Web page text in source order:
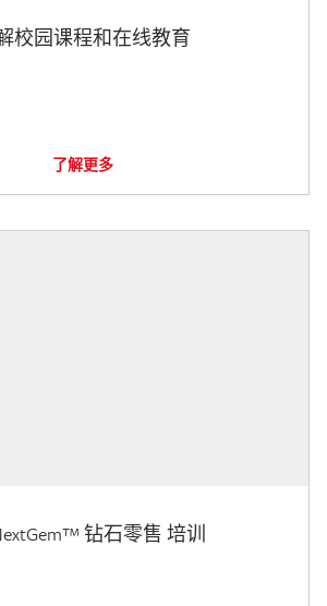
校园课程和在线教育
了解更多
钻石零售 培训